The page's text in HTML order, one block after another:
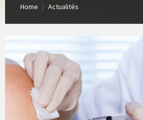
Home / Actualités